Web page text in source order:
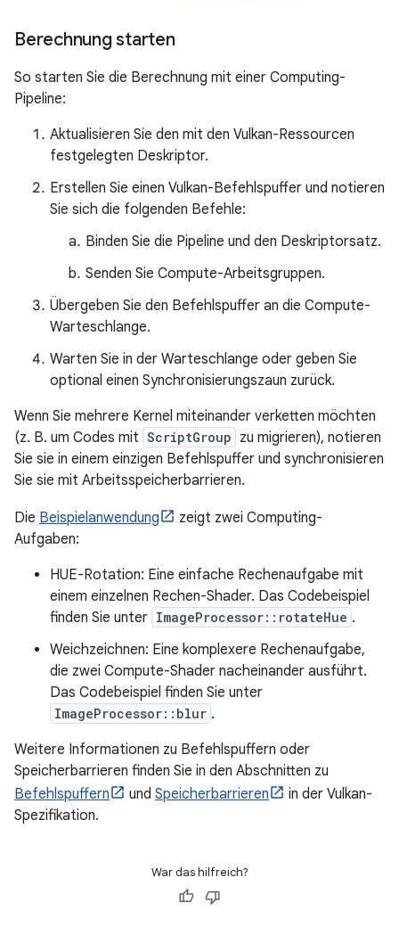
Berechnung starten
So starten Sie die Berechnung mit einer Computing-
Pipeline:
Aktualisieren Sie den mit den Vulkan-Ressourcen
festgelegten Deskriptor.
Erstellen Sie einen Vulkan-Befehlspuffer und notieren
Sie sich die folgenden Befehle:
Binden Sie die Pipeline und den Deskriptorsatz.
Senden Sie Compute-Arbeitsgruppen.
Übergeben Sie den Befehlspuffer an die Compute-
Warteschlange.
Warten Sie in der Warteschlange oder geben Sie
optional einen Synchronisierungszaun zurück.
Wenn Sie mehrere Kernel miteinander verketten möchten
(z. B. um Codes mit ScriptGroup zu migrieren), notieren
Sie sie in einem einzigen Befehlspuffer und synchronisieren
Sie sie mit Arbeitsspeicherbarrieren.
Die Beispielanwendung
zeigt zwei Computing-
Aufgaben:
HUE-Rotation: Eine einfache Rechenaufgabe mit
einem einzelnen Rechen-Shader. Das Codebeispiel
finden Sie unter ImageProcessor::rotateHue .
Weichzeichnen: Eine komplexere Rechenaufgabe,
die zwei Compute-Shader nacheinander ausführt.
Das Codebeispiel finden Sie unter
ImageProcessor::blur .
Weitere Informationen zu Befehlspuffern oder
Speicherbarrieren finden Sie in den Abschnitten zu
Befehlspuffern
und Speicherbarrieren
in der Vulkan-
Spezifikation.
War das hilfreich?